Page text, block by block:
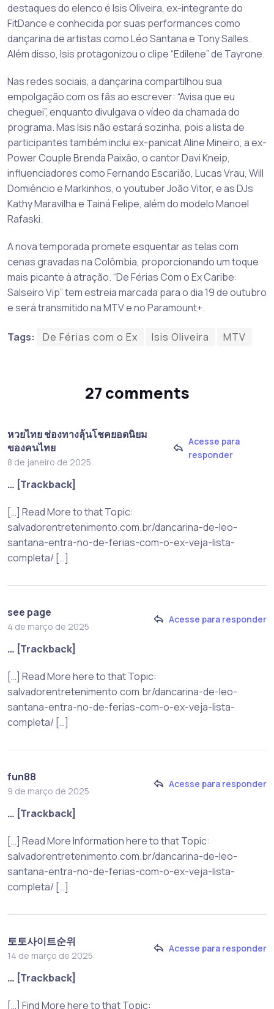
destaques do elenco é Isis Oliveira, ex-integrante do
FitDance e conhecida por suas performances como
dançarina de artistas como Léo Santana e Tony Salles.
Além disso, Isis protagonizou o clipe “Edilene” de Tayrone.
Nas redes sociais, a dançarina compartilhou sua
empolgação com os fãs ao escrever: “Avisa que eu
cheguei”, enquanto divulgava o vídeo da chamada do
programa. Mas Isis não estará sozinha, pois a lista de
participantes também inclui ex-panicat Aline Mineiro, a ex-
Power Couple Brenda Paixão, o cantor Davi Kneip,
influenciadores como Fernando Escarião, Lucas Vrau, Will
Domiêncio e Markinhos, o youtuber João Vitor, e as DJs
Kathy Maravilha e Tainá Felipe, além do modelo Manoel
Rafaski.
A nova temporada promete esquentar as telas com
cenas gravadas na Colômbia, proporcionando um toque
mais picante à atração. “De Férias Com o Ex Caribe:
Salseiro Vip” tem estreia marcada para o dia 19 de outubro
e será transmitido na MTV e no Paramount+.
Tags: De Férias com o Ex Isis Oliveira MTV
27 comments
หวยไทย ช่องทางลุ้นโชคยอดนิยม
ของคนไทย
8 de janeiro de 2025
Acesse para
responder
… [Trackback]
[…] Read More to that Topic:
salvadorentretenimento.com.br/dancarina-de-leo-
santana-entra-no-de-ferias-com-o-ex-veja-lista-
completa/ […]
see page
4 de março de 2025
Acesse para responder
… [Trackback]
[…] Read More here to that Topic:
salvadorentretenimento.com.br/dancarina-de-leo-
santana-entra-no-de-ferias-com-o-ex-veja-lista-
completa/ […]
fun88
9 de março de 2025
Acesse para responder
… [Trackback]
[…] Read More Information here to that Topic:
salvadorentretenimento.com.br/dancarina-de-leo-
santana-entra-no-de-ferias-com-o-ex-veja-lista-
completa/ […]
토토사이트순위
14 de março de 2025
Acesse para responder
… [Trackback]
[…] Find More here to that Topic: